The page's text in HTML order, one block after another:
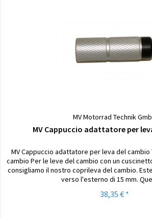
MV Motorrad Technik
MV Cappuccio adattatore per
MV Cappuccio adattatore per leva del
cambio Per le leve del cambio con un
consigliamo il nostro coprileva del cambio.
verso l'esterno di 15 mm.
38,35 € *